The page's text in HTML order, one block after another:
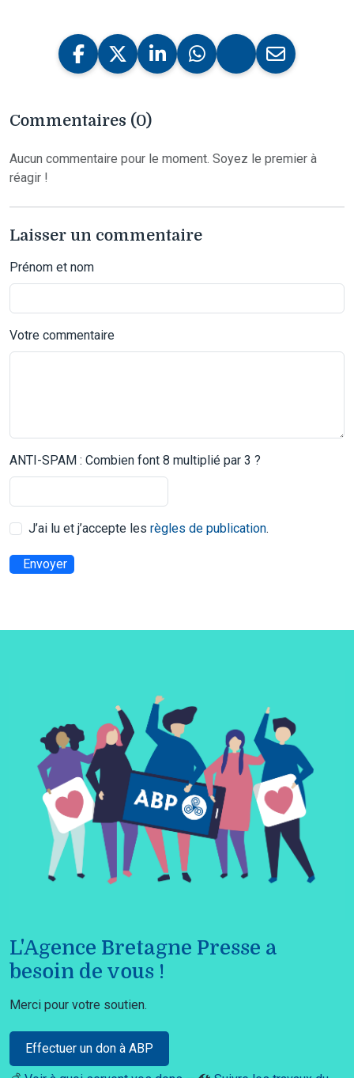
Commentaires (0)
Aucun commentaire pour le moment. Soyez le premier à
réagir !
Laisser un commentaire
Prénom et nom
Votre commentaire
ANTI-SPAM : Combien font 8 multiplié par 3 ?
J’ai lu et j’accepte les règles de publication.
Envoyer
L'Agence Bretagne Presse a
besoin de vous !
Merci pour votre soutien.
Effectuer un don à ABP